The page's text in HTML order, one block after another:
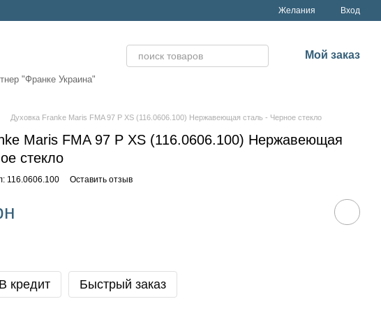
Желания Вход
"Франке Украина"
Мой заказ
Духовка Franke Maris FMA 97 P XS (116.0606.100) Нержавеющая сталь - Черное стекло
Maris FMA 97 P XS (116.0606.100) Нержавеющая
стекло
116.0606.100 Оставить отзыв
В кредит Быстрый заказ